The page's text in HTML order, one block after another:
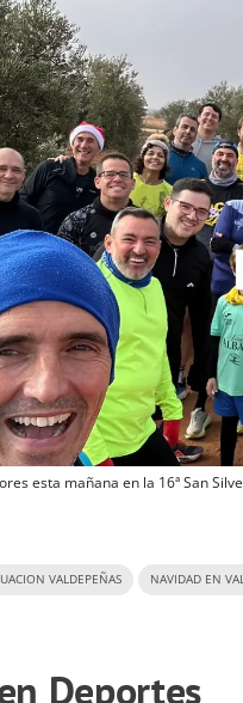
esta mañana en la 16ª San
VALDEPEÑAS NAVIDAD EN
Deportes